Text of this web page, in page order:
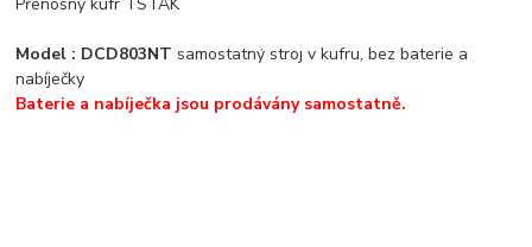
Model : DCD803NT samostatný stroj v kufru, bez baterie a
nabíječky
Baterie a nabíječka jsou prodávány samostatně.